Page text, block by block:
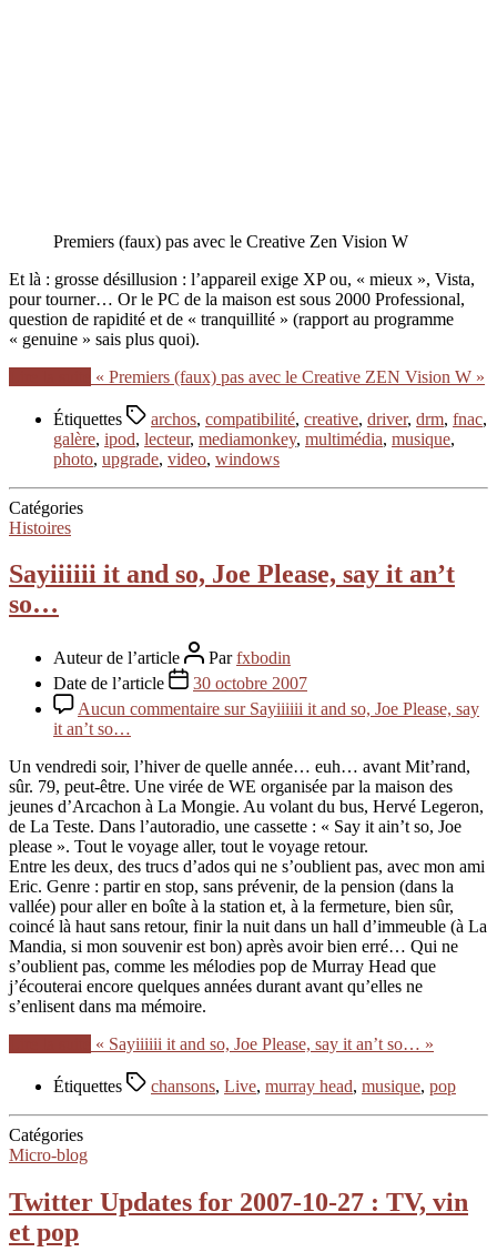
Premiers (faux) pas avec le Creative Zen Vision W
Et là : grosse désillusion : l’appareil exige XP ou, « mieux », Vista,
pour tourner… Or le PC de la maison est sous 2000 Professional,
question de rapidité et de « tranquillité » (rapport au programme
« genuine » sais plus quoi).
« Premiers (faux) pas avec le Creative ZEN Vision W »
Étiquettes archos, compatibilité, creative, driver, drm, fnac,
galère, ipod, lecteur, mediamonkey, multimédia, musique,
photo, upgrade, video, windows
Catégories
Histoires
Sayiiiiii it and so, Joe Please, say it an’t
so…
Auteur de l’article Parfxbodin
Date de l’article
30 octobre 2007
Aucun commentaire sur Sayiiiiii it and so, Joe Please, say
it an’t so…
Un vendredi soir, l’hiver de quelle année… euh… avant Mit’rand,
sûr. 79, peut-être. Une virée de WE organisée par la maison des
jeunes d’Arcachon à La Mongie. Au volant du bus, Hervé Legeron,
de La Teste. Dans l’autoradio, une cassette : « Say it ain’t so, Joe
please ». Tout le voyage aller, tout le voyage retour.
Entre les deux, des trucs d’ados qui ne s’oublient pas, avec mon ami
Eric. Genre : partir en stop, sans prévenir, de la pension (dans la
vallée) pour aller en boîte à la station et, à la fermeture, bien sûr,
coincé là haut sans retour, finir la nuit dans un hall d’immeuble (à La
Mandia, si mon souvenir est bon) après avoir bien erré… Qui ne
s’oublient pas, comme les mélodies pop de Murray Head que
j’écouterai encore quelques années durant avant qu’elles ne
s’enlisent dans ma mémoire.
« Sayiiiiii it and so, Joe Please, say it an’t so… »
Étiquettes chansons, Live, murray head, musique, pop
Catégories
Micro-blog
Twitter Updates for 2007-10-27 : TV, vin
et pop